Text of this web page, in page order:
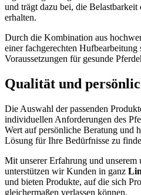
und trägt dazu bei, die Belastbarkeit
erhalten.
Durch die Kombination aus
einer fachgerechten Hufbearbeitung
Voraussetzungen für gesunde
Qualität und
Die Auswahl der passenden
individuellen Anforderungen des
Wert auf persönliche Beratung und
Lösung für Ihre Bedürfnisse zu
Mit unserer Erfahrung und unserem
unterstützen wir Kunden in ganz
und bieten Produkte, auf die sich
gleichermaßen verlassen können.